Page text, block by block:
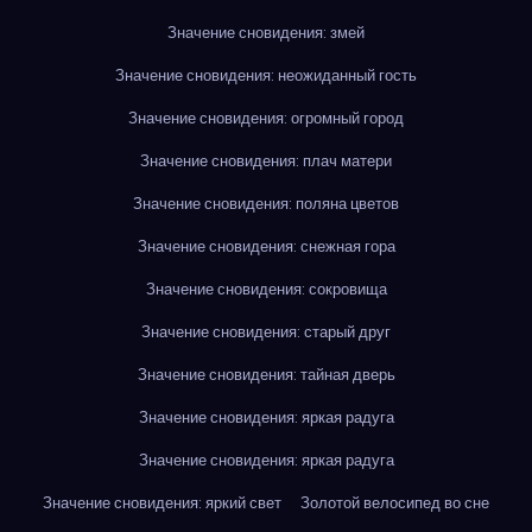
Значение сновидения: змей
Значение сновидения: неожиданный гость
Значение сновидения: огромный город
Значение сновидения: плач матери
Значение сновидения: поляна цветов
Значение сновидения: снежная гора
Значение сновидения: сокровища
Значение сновидения: старый друг
Значение сновидения: тайная дверь
Значение сновидения: яркая радуга
Значение сновидения: яркая радуга
Значение сновидения: яркий свет
Золотой велосипед во сне